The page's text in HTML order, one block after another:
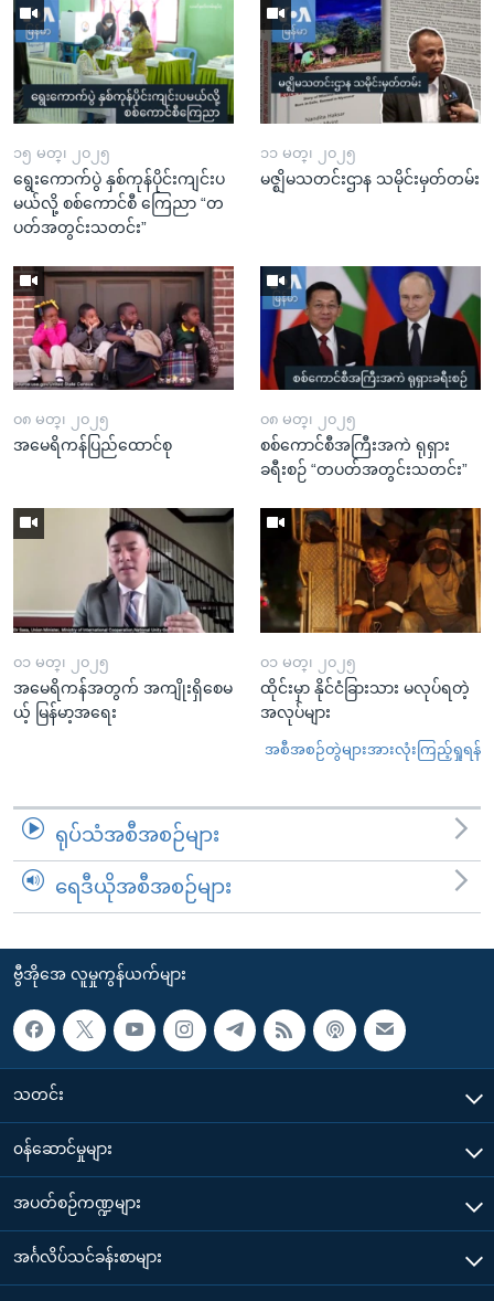
၁၅ မတ္၊ ၂၀၂၅
ရွေးကောက်ပွဲ နှစ်ကုန်ပိုင်းကျင်းပ
မယ်လို့ စစ်ကောင်စီ ကြေညာ “တ
ပတ်အတွင်းသတင်း”
၁၁ မတ္၊ ၂၀၂၅
မဇ္ဈိမသတင်းဌာန သမိုင်းမှတ်တမ်း
၀၈ မတ္၊ ၂၀၂၅
အမေရိကန်ပြည်ထောင်စု
၀၈ မတ္၊ ၂၀၂၅
စစ်ကောင်စီအကြီးအကဲ ရုရှား
ခရီးစဉ် “တပတ်အတွင်းသတင်း”
၀၁ မတ္၊ ၂၀၂၅
အမေရိကန်အတွက် အကျိုးရှိစေမ
ယ့် မြန်မာ့အရေး
၀၁ မတ္၊ ၂၀၂၅
ထိုင်းမှာ နိုင်ငံခြားသား မလုပ်ရတဲ့
အလုပ်များ
အစီအစဉ်တွဲများအားလုံးကြည့်ရှုရန်
ရုပ်သံအစီအစဉ်များ
ရေဒီယိုအစီအစဉ်များ
ဗွီအိုအေ လူမှုကွန်ယက်များ
သတင်း
၀န်ဆောင်မှုများ
အပတ်စဉ်ကဏ္ဍများ
အင်္ဂလိပ်သင်ခန်းစာများ